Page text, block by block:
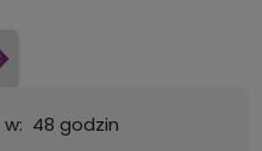
Darmowa